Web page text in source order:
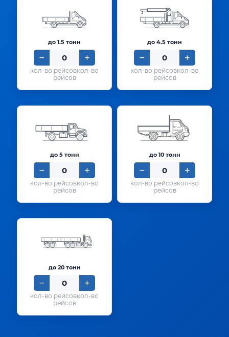
до 1.5 тонн
кол-во
рейсов
до 4.5 тонн
кол-во
рейсов
до 5 тонн
кол-во
рейсов
до 10 тонн
кол-во
рейсов
до 20 тонн
кол-во
рейсов